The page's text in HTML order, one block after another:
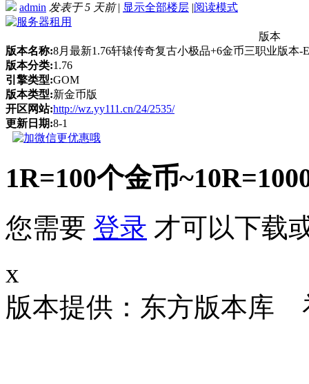
admin 发表于5 天前 | 显示全部楼层 |阅读模式
版本
版本名称:8月最新1.76轩辕传奇复古小极品+6金币三职业版本
版本分类:1.76
引擎类型:GOM
版本类型:新金币版
开区网站:http://wz.yy111.cn/24/2535/
更新日期:8-1
1R=100个金币
您需要 登录 才可以下载
x
版本提供：东方版本库